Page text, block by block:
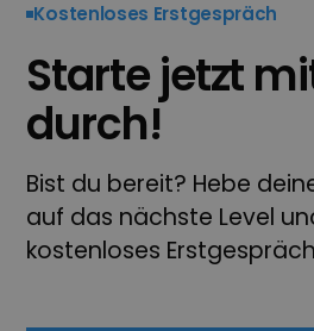
Kostenloses Erstgespräch
Starte jetzt
durch!
Bist du bereit? Hebe
auf das nächste Level
kostenloses